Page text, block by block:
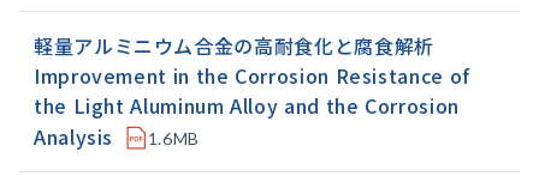
軽量アルミニウム合金の高耐食化と腐食解析
Improvement in the Corrosion Resistance of
the Light Aluminum Alloy and the Corrosion
Analysis
1.6MB